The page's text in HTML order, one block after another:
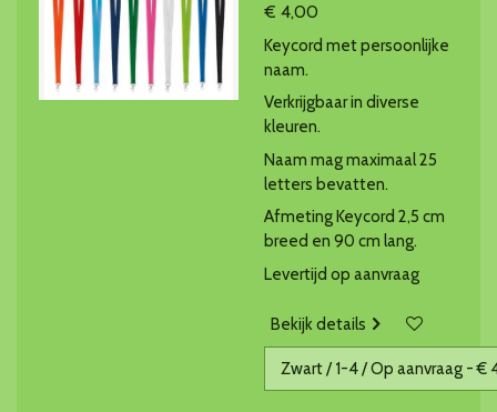
€ 4,00
Keycord met persoonlijke
naam.
Verkrijgbaar in diverse
kleuren.
Naam mag maximaal 25
letters bevatten.
Afmeting Keycord 2,5 cm
breed en 90 cm lang.
Levertijd op aanvraag
Bekijk details